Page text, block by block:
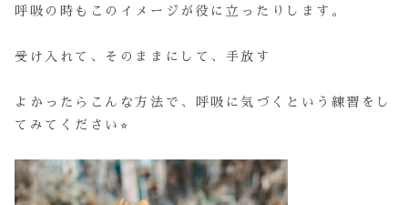
呼吸の時もこのイメージが役に立ったりします。
受け入れて、そのままにして、手放す
よかったらこんな方法で、呼吸に気づくという練習をし
てみてください⭐︎